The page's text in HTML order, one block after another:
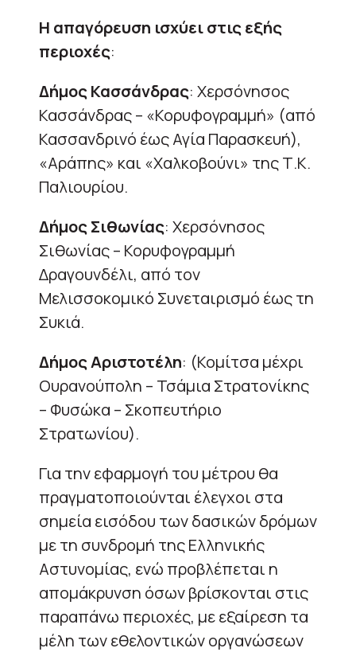
Η απαγόρευση ισχύει στις εξής
περιοχές:
Δήμος Κασσάνδρας: Χερσόνησος
Κασσάνδρας – «Κορυφογραμμή» (από
Κασσανδρινό έως Αγία Παρασκευή),
«Αράπης» και «Χαλκοβούνι» της Τ.Κ.
Παλιουρίου.
Δήμος Σιθωνίας: Χερσόνησος
Σιθωνίας – Κορυφογραμμή
Δραγουνδέλι, από τον
Μελισσοκομικό Συνεταιρισμό έως τη
Συκιά.
Δήμος Αριστοτέλη: (Κομίτσα μέχρι
Ουρανούπολη – Τσάμια Στρατονίκης
– Φυσώκα – Σκοπευτήριο
Στρατωνίου).
Για την εφαρμογή του μέτρου θα
πραγματοποιούνται έλεγχοι στα
σημεία εισόδου των δασικών δρόμων
με τη συνδρομή της Ελληνικής
Αστυνομίας, ενώ προβλέπεται η
απομάκρυνση όσων βρίσκονται στις
παραπάνω περιοχές, με εξαίρεση τα
μέλη των εθελοντικών οργανώσεων